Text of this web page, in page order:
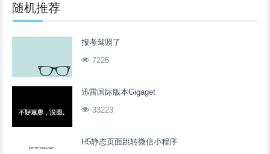
随机推荐
报考驾照了
7226
迅雷国际版本Gigaget
33223
H5静态页面跳转微信小程序